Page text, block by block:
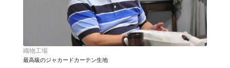
織物工場
最高級のジャカードカーテン生地